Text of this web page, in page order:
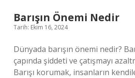
Barışın Önemi Nedir
Tarih: Ekim 16, 2024
Dünyada barışın önemi nedir?
çapında şiddeti ve çatışmayı
Barışı korumak, insanların